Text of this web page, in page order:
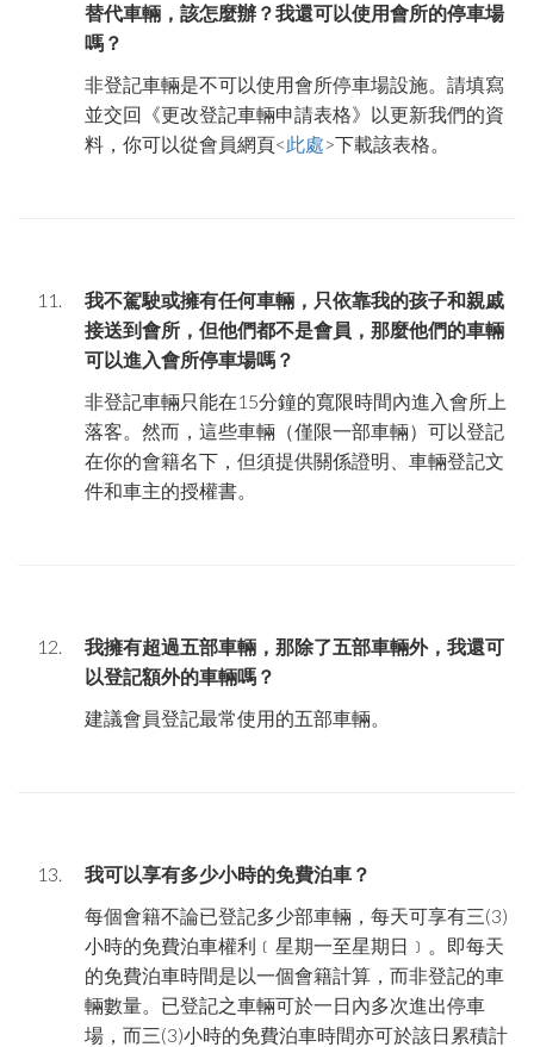
替代車輛，該怎麼辦？我還可以使用會所的停車場
嗎？
非登記車輛是不可以使用會所停車場設施。請填寫
並交回《更改登記車輛申請表格》以更新我們的資
料，你可以從會員網頁<此處>下載該表格。
我不駕駛或擁有任何車輛，只依靠我的孩子和親戚
接送到會所，但他們都不是會員，那麼他們的車輛
可以進入會所停車場嗎？
非登記車輛只能在15分鐘的寬限時間內進入會所上
落客。然而，這些車輛（僅限一部車輛）可以登記
在你的會籍名下，但須提供關係證明、車輛登記文
件和車主的授權書。
我擁有超過五部車輛，那除了五部車輛外，我還可
以登記額外的車輛嗎？
建議會員登記最常使用的五部車輛。
我可以享有多少小時的免費泊車？
每個會籍不論已登記多少部車輛，每天可享有三(3)
小時的免費泊車權利﹝星期一至星期日﹞。即每天
的免費泊車時間是以一個會籍計算，而非登記的車
輛數量。已登記之車輛可於一日內多次進出停車
場，而三(3)小時的免費泊車時間亦可於該日累積計